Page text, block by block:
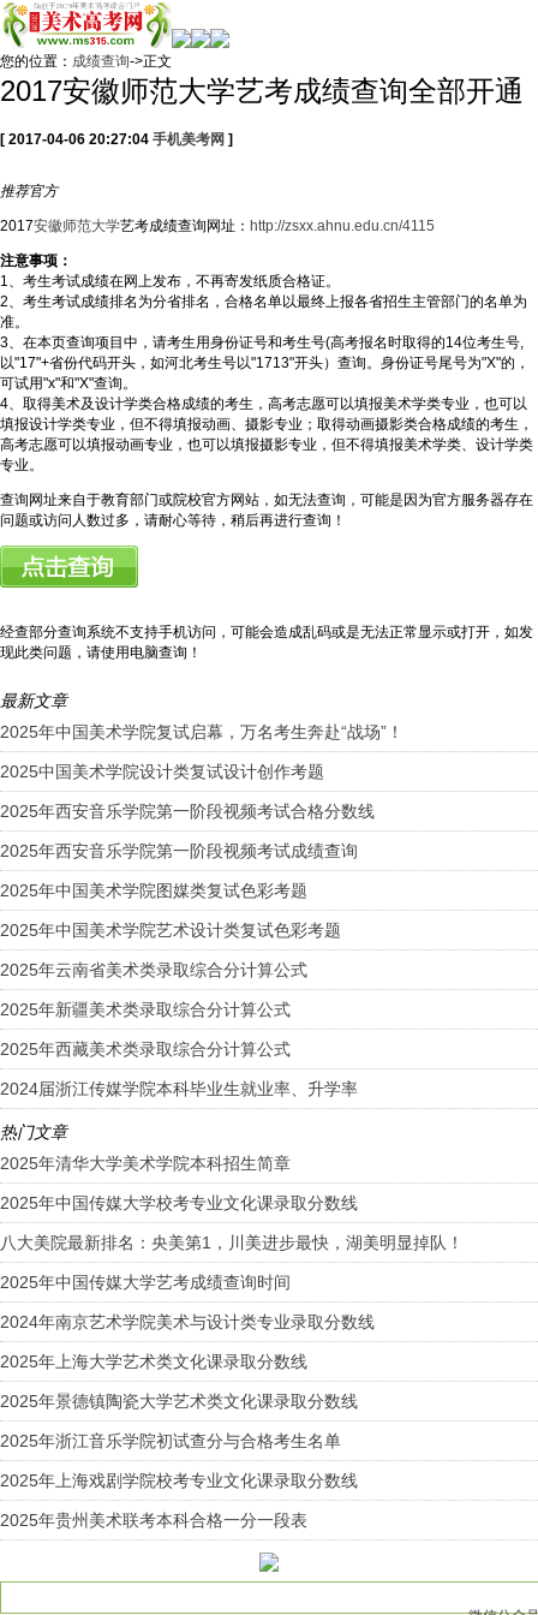
您的位置： 成绩查询->正文
2017安徽师范大学艺考成绩查询全部开通
[ 2017-04-06 20:27:04 手机美考网 ]
推荐官方
2017安徽师范大学艺考成绩查询网址： http://zsxx.ahnu.edu.cn/4115
注意事项：
1、考生考试成绩在网上发布，不再寄发纸质合格证。
2、考生考试成绩排名为分省排名，合格名单以最终上报各省招生主管部门的名单为
准。
3、在本页查询项目中，请考生用身份证号和考生号(高考报名时取得的14位考生号,
以"17"+省份代码开头，如河北考生号以"1713"开头）查询。身份证号尾号为"X"的，
可试用"x"和"X"查询。
4、取得美术及设计学类合格成绩的考生，高考志愿可以填报美术学类专业，也可以
填报设计学类专业，但不得填报动画、摄影专业；取得动画摄影类合格成绩的考生，
高考志愿可以填报动画专业，也可以填报摄影专业，但不得填报美术学类、设计学类
专业。
查询网址来自于教育部门或院校官方网站，如无法查询，可能是因为官方服务器存在
问题或访问人数过多，请耐心等待，稍后再进行查询！
经查部分查询系统不支持手机访问，可能会造成乱码或是无法正常显示或打开，如发
现此类问题，请使用电脑查询！
最新文章
2025年中国美术学院复试启幕，万名考生奔赴“战场”！
2025中国美术学院设计类复试设计创作考题
2025年西安音乐学院第一阶段视频考试合格分数线
2025年西安音乐学院第一阶段视频考试成绩查询
2025年中国美术学院图媒类复试色彩考题
2025年中国美术学院艺术设计类复试色彩考题
2025年云南省美术类录取综合分计算公式
2025年新疆美术类录取综合分计算公式
2025年西藏美术类录取综合分计算公式
2024届浙江传媒学院本科毕业生就业率、升学率
热门文章
2025年清华大学美术学院本科招生简章
2025年中国传媒大学校考专业文化课录取分数线
八大美院最新排名：央美第1，川美进步最快，湖美明显掉队！
2025年中国传媒大学艺考成绩查询时间
2024年南京艺术学院美术与设计类专业录取分数线
2025年上海大学艺术类文化课录取分数线
2025年景德镇陶瓷大学艺术类文化课录取分数线
2025年浙江音乐学院初试查分与合格考生名单
2025年上海戏剧学院校考专业文化课录取分数线
2025年贵州美术联考本科合格一分一段表